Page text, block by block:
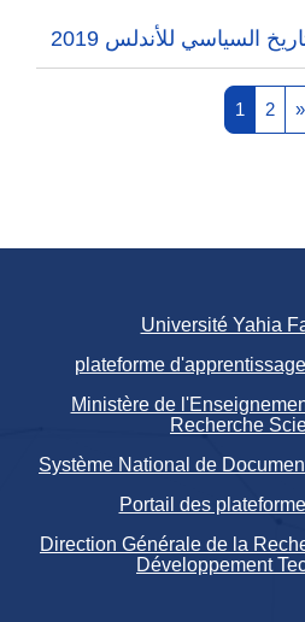
السياسي للأندلس 2019
1 Page 1
2 »
Université Yahia
plateforme
Ministère de
Recherche
Système National de
Portail des
Direction Générale de la
Développement